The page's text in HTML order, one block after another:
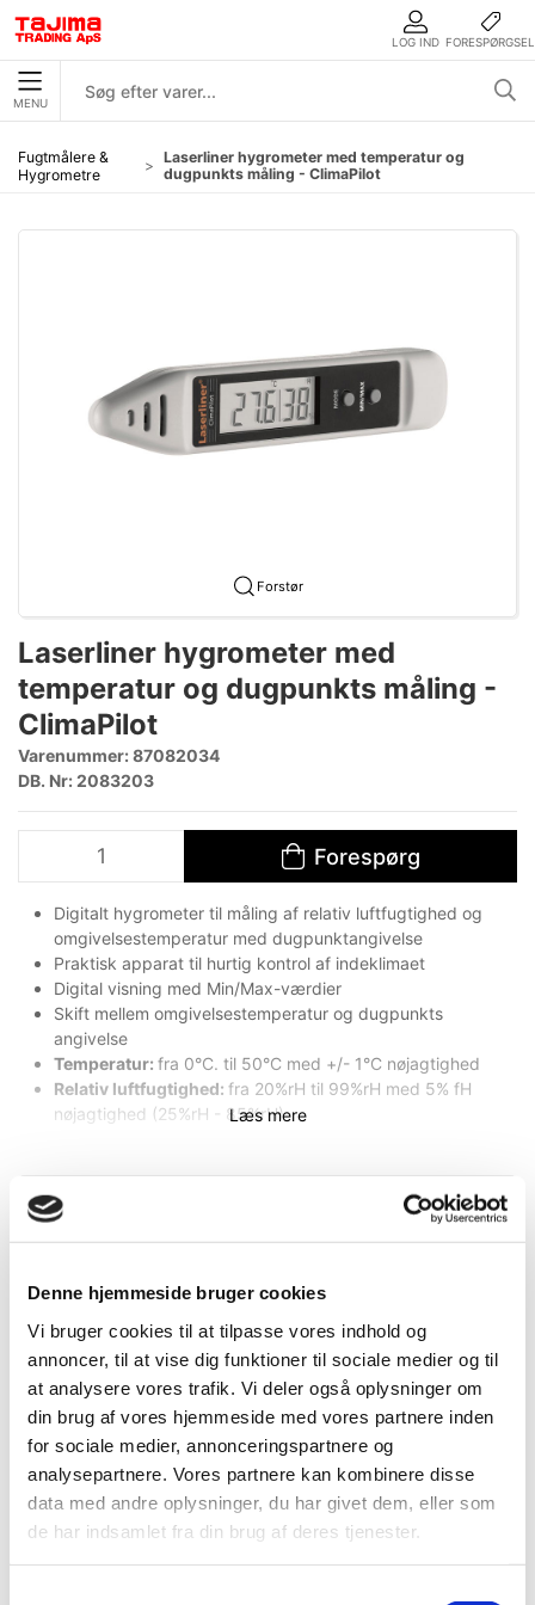
Denne hjemmeside bruger cookies
Vi bruger cookies til at tilpasse vores indhold og
annoncer, til at vise dig funktioner til sociale medier og til
at analysere vores trafik. Vi deler også oplysninger om
din brug af vores hjemmeside med vores partnere inden
for sociale medier, annonceringspartnere og
analysepartnere. Vores partnere kan kombinere disse
data med andre oplysninger, du har givet dem, eller som
de har indsamlet fra din brug af deres tjenester.
LOG IND FORESPØRGSEL
MENU
Fugtmålere &
Hygrometre
Laserliner hygrometer med temperatur og
dugpunkts måling - ClimaPilot
Forstør
Laserliner hygrometer med
temperatur og dugpunkts måling -
ClimaPilot
Varenummer:87082034
DB. Nr: 2083203
Forespørg
Digitalt hygrometer til måling af relativ luftfugtighed og
omgivelsestemperatur med dugpunktangivelse
Praktisk apparat til hurtig kontrol af indeklimaet
Digital visning med Min/Max-værdier
Skift mellem omgivelsestemperatur og dugpunkts
angivelse
Temperatur: fra 0°C. til 50°C med +/- 1°C nøjagtighed
Relativ luftfugtighed: fra 20%rH til 99%rH med 5% fH
nøjagtighed (25%rH - 85%rH)
Mere information
Læs mere
Specifikationer Dokumenter
DB.nr. 2083203
4021563735181
Bedst sælgende i Fugtmålere &
Hygrometre